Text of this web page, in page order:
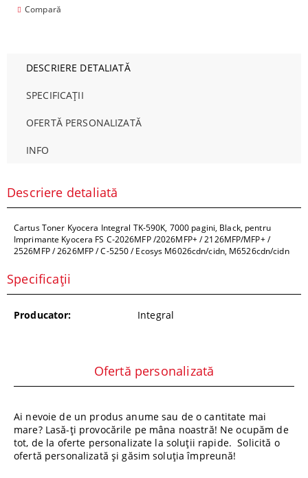
Compară
DESCRIERE DETALIATĂ
SPECIFICAȚII
OFERTĂ PERSONALIZATĂ
INFO
Descriere detaliată
Cartus Toner Kyocera Integral TK-590K, 7000 pagini, Black, pentru
Imprimante Kyocera FS C-2026MFP /2026MFP+ / 2126MFP/MFP+ /
2526MFP / 2626MFP / C-5250 / Ecosys M6026cdn/cidn, M6526cdn/cidn
Specificații
Producator: Integral
Ofertă personalizată
Ai nevoie de un produs anume sau de o cantitate mai
mare? Lasă-ți provocările pe mâna noastră! Ne ocupăm de
tot, de la oferte personalizate la soluții rapide. Solicită o
ofertă personalizată și găsim soluția împreună!